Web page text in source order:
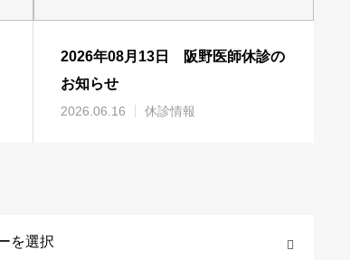
2026年08月13日 阪野医師休診の
お知らせ
2026.06.16 休診情報